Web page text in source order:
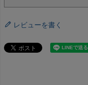
レビューを書く